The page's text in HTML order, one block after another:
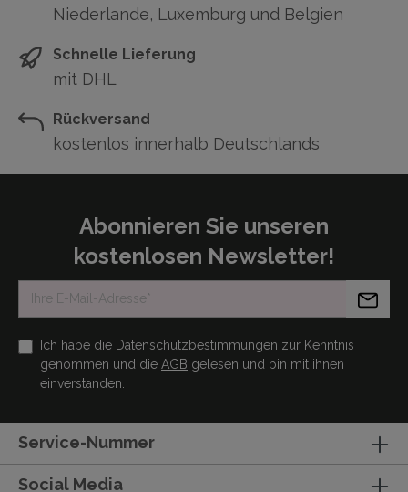
Niederlande, Luxemburg und Belgien
Schnelle Lieferung
mit DHL
Rückversand
kostenlos innerhalb Deutschlands
Abonnieren Sie unseren
kostenlosen Newsletter!
Ich habe die Datenschutzbestimmungen zur Kenntnis
genommen und die AGB gelesen und bin mit ihnen
einverstanden.
Service-Nummer
Social Media